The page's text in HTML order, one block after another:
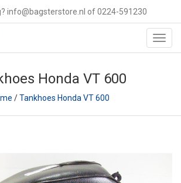
info@bagsterstore.nl of 0224-591230
Honda VT 600
/Tankhoes Honda VT 600